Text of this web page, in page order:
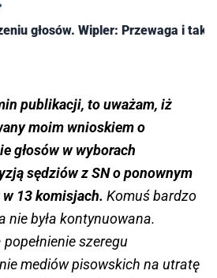
głosów. Wipler: Przewaga i tak
publikacji, to uważam, iż
moim wnioskiem o
głosów w wyborach
sędziów z SN o ponownym
13 komisjach. Komuś bardzo
nie była kontynuowana.
szeregu
mediów pisowskich na utratę